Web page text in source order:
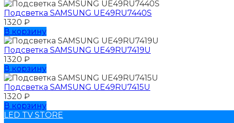
Подсветка SAMSUNG UЕ49RU7440S
1320 ₽
В корзину
Подсветка SAMSUNG UЕ49RU7419U
1320 ₽
В корзину
Подсветка SAMSUNG UЕ49RU7415U
1320 ₽
В корзину
LED TV STORE